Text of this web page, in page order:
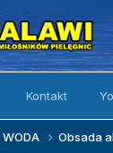
Kontakt
WODA Obsada